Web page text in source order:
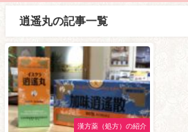
逍遥丸の記事一覧
漢方薬（処方）の紹介